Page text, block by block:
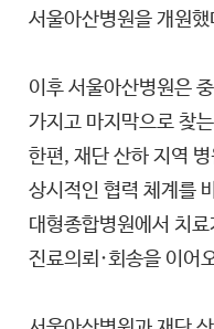
서울아산병원을 개원했
이후 서울아산병원은
가지고 마지막으로 찾
한편, 재단 산하 지역
상시적인 협력 체계를
대형종합병원에서 치
진료의뢰·회송을 이어